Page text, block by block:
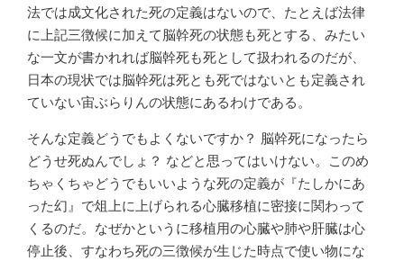
法では成文化された死の定義はないので、たとえば法律
に上記三徴候に加えて脳幹死の状態も死とする、みたい
な一文が書かれれば脳幹死も死として扱われるのだが、
日本の現状では脳幹死は死とも死ではないとも定義され
ていない宙ぶらりんの状態にあるわけである。
そんな定義どうでもよくないですか？ 脳幹死になったら
どうせ死ぬんでしょ？ などと思ってはいけない。このめ
ちゃくちゃどうでもいいような死の定義が『たしかにあ
った幻』で俎上に上げられる心臓移植に密接に関わって
くるのだ。なぜかというに移植用の心臓や肺や肝臓は心
停止後、すなわち死の三徴候が生じた時点で使い物にな